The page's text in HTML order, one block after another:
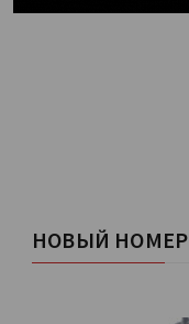
НОВЫЙ НОМЕР